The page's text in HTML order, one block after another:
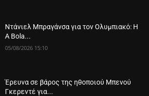
Ντάνιελ Μπραγάνσα για τον Ολυμπιακό: Η
A Bola...
05/08/2026 15:10
Έρευνα σε βάρος της ηθοποιού Μπενού
Γκερεντέ για...